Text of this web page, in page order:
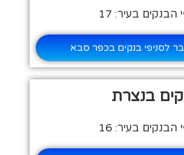
בעיר: 17
לסניפי בנקים בכפר סבא
בנצרת
בעיר: 16